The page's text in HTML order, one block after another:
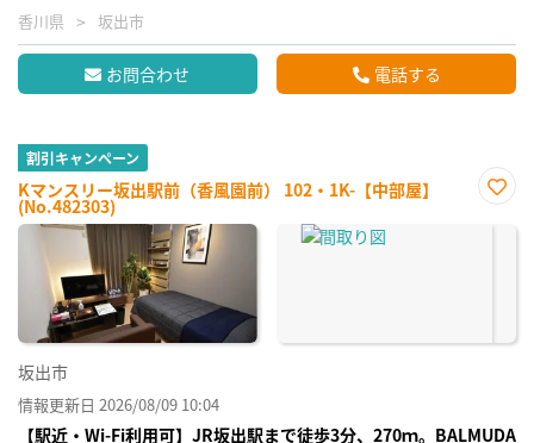
香川県 坂出市
お問合わせ 電話する
割引キャンペーン
Kマンスリー坂出駅前（香風園前） 102・1K-【中部屋】
(No.482303)
に入
坂出市
情報更新日 2026/08/09 10:04
【駅近・Wi-Fi利用可】JR坂出駅まで徒歩3分、270ｍ。BALMUDA